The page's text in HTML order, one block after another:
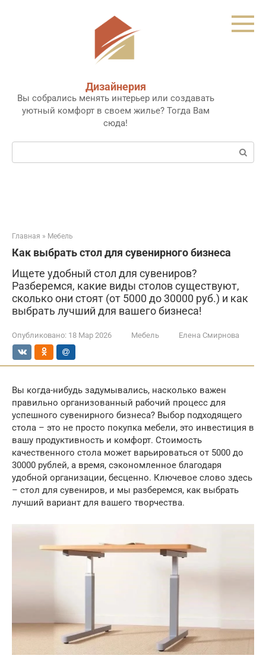
Дизайнерия
Вы собрались менять интерьер или создавать
уютный комфорт в своем жилье? Тогда Вам
сюда!
Поиск:
Главная » Мебель
Как выбрать стол для сувенирного бизнеса
Ищете удобный стол для сувениров?
Разберемся, какие виды столов существуют,
сколько они стоят (от 5000 до 30000 руб.) и как
выбрать лучший для вашего бизнеса!
Опубликовано: 18 Мар 2026 Мебель Елена Смирнова
Вы когда-нибудь задумывались, насколько важен
правильно организованный рабочий процесс для
успешного сувенирного бизнеса? Выбор подходящего
стола – это не просто покупка мебели, это инвестиция в
вашу продуктивность и комфорт. Стоимость
качественного стола может варьироваться от 5000 до
30000 рублей, а время, сэкономленное благодаря
удобной организации, бесценно. Ключевое слово здесь
– стол для сувениров, и мы разберемся, как выбрать
лучший вариант для вашего творчества.